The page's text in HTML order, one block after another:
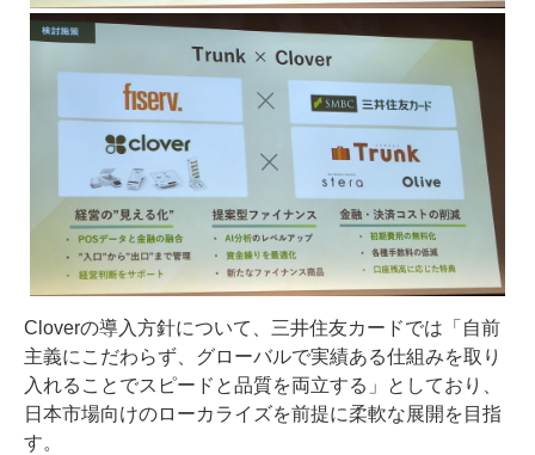
Cloverの導入方針について、三井住友カードでは「自前
主義にこだわらず、グローバルで実績ある仕組みを取り
入れることでスピードと品質を両立する」としており、
日本市場向けのローカライズを前提に柔軟な展開を目指
す。